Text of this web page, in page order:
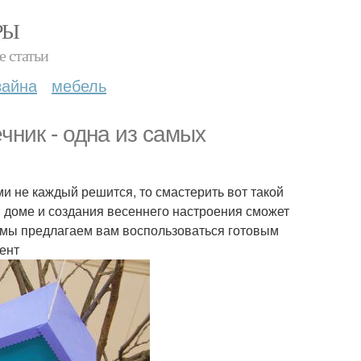
статьи
мебель
- одна из самых
не каждый решится, то смастерить вот такой
и создания весеннего настроения сможет
предлагаем вам воспользоваться готовым